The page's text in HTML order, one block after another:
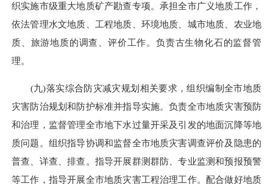
织实施市级重大地质矿产勘查专项。承担全市广义地质工作，
依法管理水文地质、工程地质、环境地质、城市地质、农业地
质、旅游地质的调查、评价工作。负责古生物化石的监督管
理。
(九)落实综合防灾减灾规划相关要求，组织编制全市地质
灾害防治规划和防护标准并指导实施。负责全市地质灾害预防
和治理，监督管理全市地下水过量开采及引发的地面沉降等地
质问题。组织指导协调和监督全市地质灾害调查评价及隐患的
普查、详查、排查。指导开展群测群防、专业监测和预报预警
等工作，指导开展全市地质灾害工程治理工作。配合做好地质